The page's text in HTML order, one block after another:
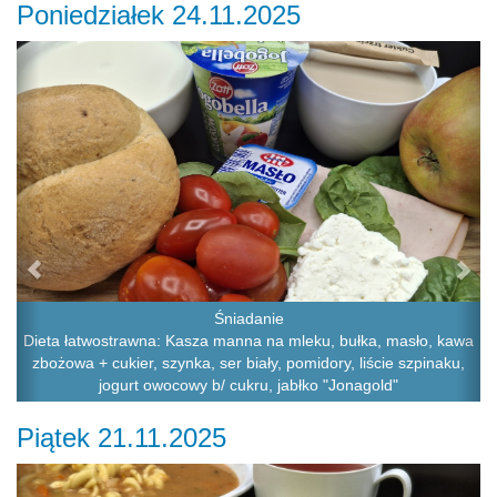
Poniedziałek 24.11.2025
Śniadanie
Dieta łatwostrawna: Kasza manna na mleku, bułka, masło, kawa
zbożowa + cukier, szynka, ser biały, pomidory, liście szpinaku,
jogurt owocowy b/ cukru, jabłko "Jonagold"
Previous
Piątek 21.11.2025
Previous